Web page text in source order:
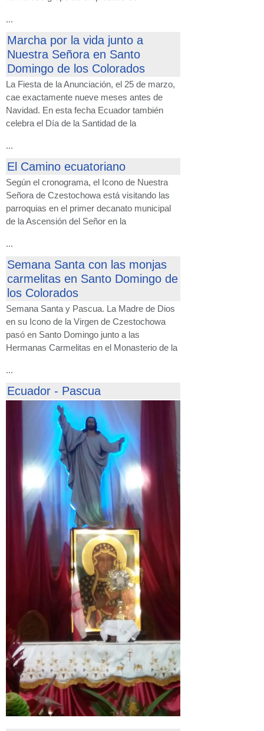
...
Marcha por la vida junto a
Nuestra Señora en Santo
Domingo de los Colorados
La Fiesta de la Anunciación, el 25 de marzo,
cae exactamente nueve meses antes de
Navidad. En esta fecha Ecuador también
celebra el Día de la Santidad de la
...
El Camino ecuatoriano
Según el cronograma, el Icono de Nuestra
Señora de Czestochowa está visitando las
parroquias en el primer decanato municipal
de la Ascensión del Señor en la
...
Semana Santa con las monjas
carmelitas en Santo Domingo de
los Colorados
Semana Santa y Pascua. La Madre de Dios
en su Icono de la Virgen de Czestochowa
pasó en Santo Domingo junto a las
Hermanas Carmelitas en el Monasterio de la
...
Ecuador - Pascua